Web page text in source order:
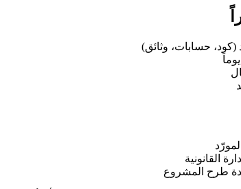
(كود، حسابات، وثائق)
طرح المشروع